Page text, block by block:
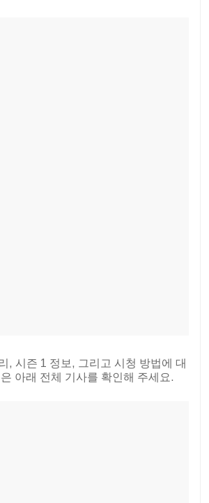
, 시즌 1 정보, 그리고 시청 방법에 대
아래 전체 기사를 확인해 주세요.